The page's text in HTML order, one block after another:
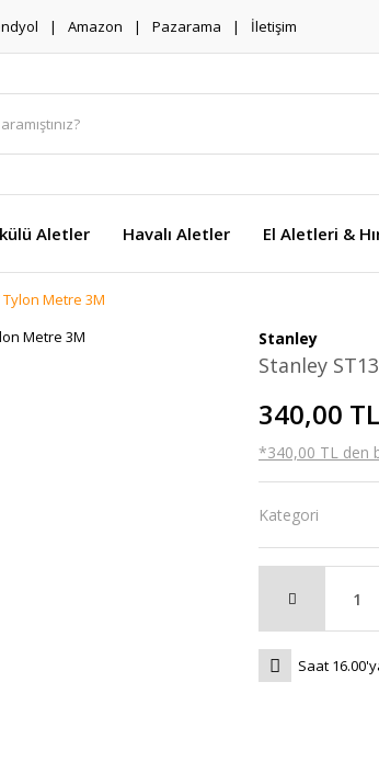
Amazon Pazarama İletişim
Aletler Havalı Aletler El Aletleri &
Tylon Metre 3M
Stanley
Stanley
340,00 TL
*340,00 TL den
Kategori
Saat